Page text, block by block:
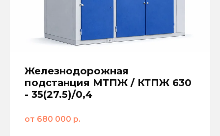
Железнодорожная
подстанция МТПЖ / КТПЖ 630
- 35(27.5)/0,4
от 680 000 р.